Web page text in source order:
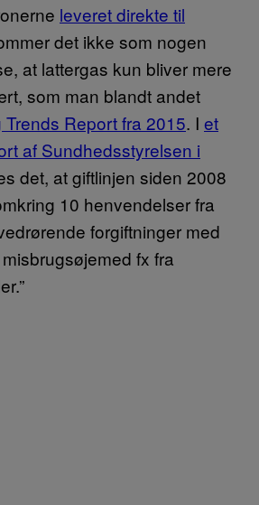
leveret direkte til
det ikke som nogen
at lattergas kun bliver mere
som man blandt andet
Trends Report fra 2015. I et
af Sundhedsstyrelsen i
det, at giftlinjen siden 2008
10 henvendelser fra
forgiftninger med
fx fra